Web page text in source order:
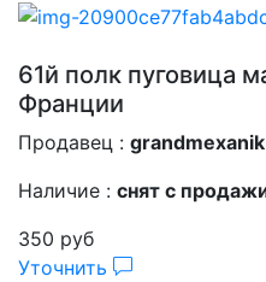
61й полк пуговица
Франции
Продавец : grandmexanik
Наличие : снят с
350 руб
Уточнить